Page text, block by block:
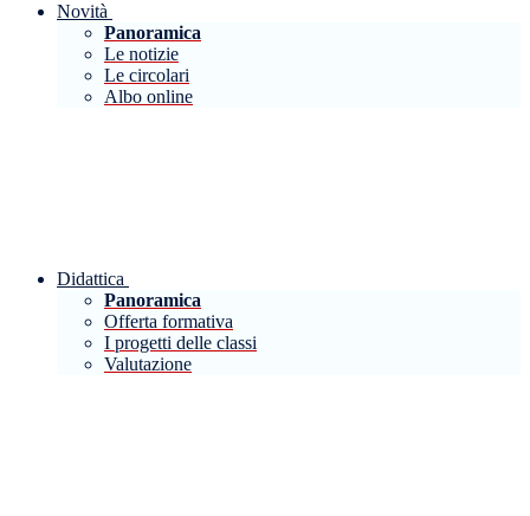
Novità
Panoramica
Le notizie
Le circolari
Albo online
Didattica
Panoramica
Offerta formativa
I progetti delle classi
Valutazione